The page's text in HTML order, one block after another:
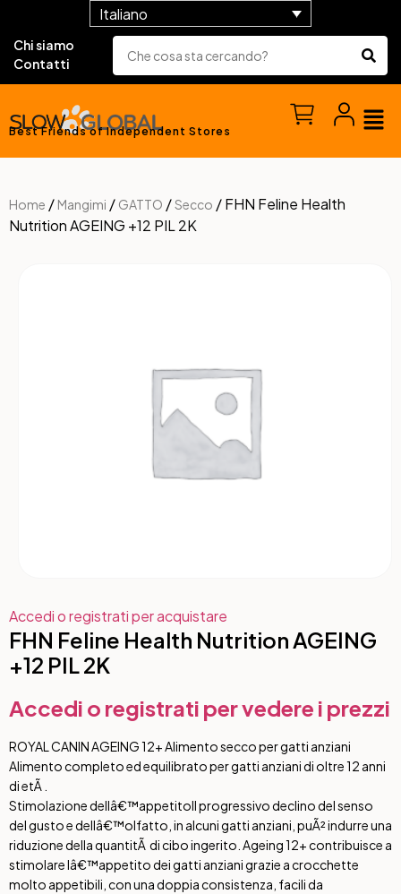
Italiano
Chi siamo
Contatti
Best Friends of Independent Stores
Home / Mangimi / GATTO /Secco / FHN Feline Health
Nutrition AGEING +12 PIL 2K
Accedi o registrati per acquistare
FHN Feline Health Nutrition AGEING
+12 PIL 2K
Accedi o registrati per vedere i prezzi
ROYAL CANIN AGEING 12+ Alimento secco per gatti anziani
Alimento completo ed equilibrato per gatti anziani di oltre 12 anni
di etÃ .
Stimolazione dellâ€™appetitoIl progressivo declino del senso
del gusto e dellâ€™olfatto, in alcuni gatti anziani, puÃ² indurre una
riduzione della quantitÃ di cibo ingerito. Ageing 12+ contribuisce a
stimolare lâ€™appetito dei gatti anziani grazie a crocchette
molto appetibili, con una doppia consistenza, facili da